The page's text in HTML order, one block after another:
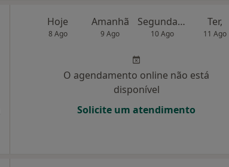
Hoje
8 Ago
Amanhã
9 Ago
Segunda-feira
10 Ago
Ter,
11 Ago
O agendamento online não está
disponível
Solicite um atendimento